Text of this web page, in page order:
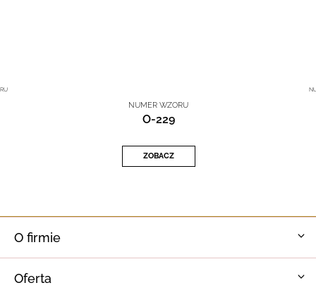
NUMER WZORU
O-229
ZOBACZ
O firmie
Oferta